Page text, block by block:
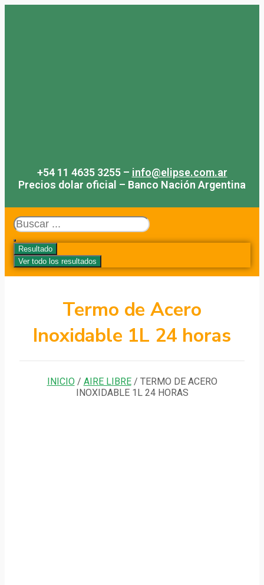
+54 11 4635 3255 – info@elipse.com.ar
Precios dolar oficial – Banco Nación Argentina
Search
...
Resultado
Ver todo los resultados
Termo de Acero
Inoxidable 1L 24 horas
INICIO/ AIRE LIBRE/ TERMO DE ACERO
INOXIDABLE 1L 24 HORAS